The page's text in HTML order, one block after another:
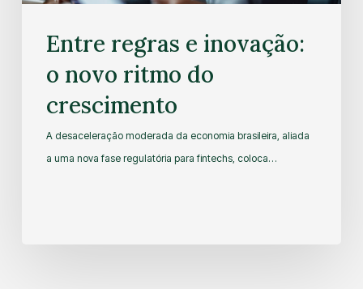
Entre regras e inovação:
o novo ritmo do
crescimento
A desaceleração moderada da economia brasileira, aliada
a uma nova fase regulatória para fintechs, coloca…